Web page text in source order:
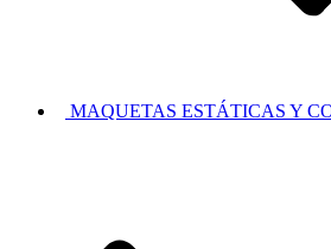
MAQUETAS ESTÁTICAS Y